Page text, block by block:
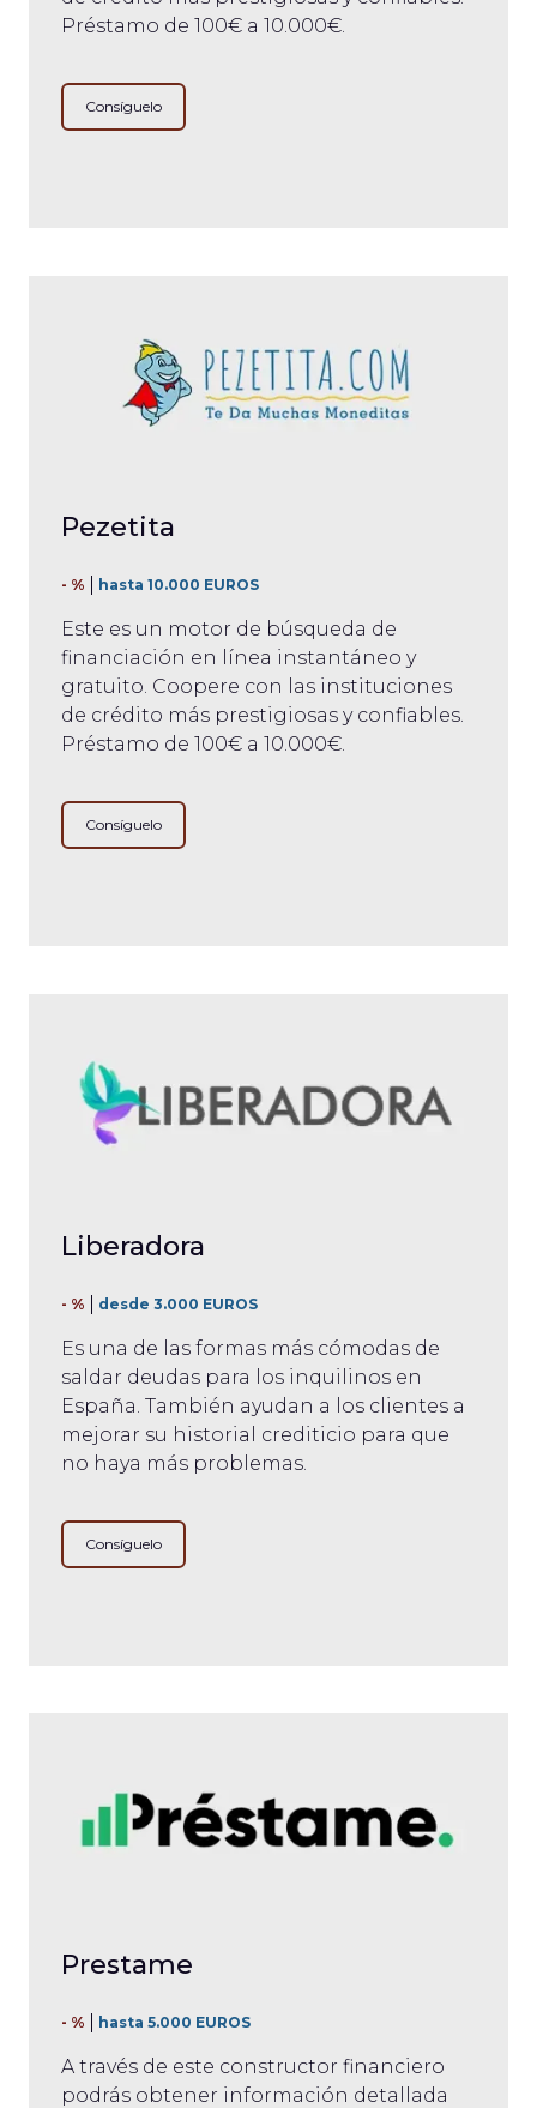
Préstamo de 100€ a 10.000€.
Consíguelo
Pezetita
- % hasta 10.000 EUROS
Este es un motor de búsqueda de
financiación en línea instantáneo y
gratuito. Coopere con las instituciones
de crédito más prestigiosas y confiables.
Préstamo de 100€ a 10.000€.
Consíguelo
Liberadora
- % desde 3.000 EUROS
Es una de las formas más cómodas de
saldar deudas para los inquilinos en
España. También ayudan a los clientes a
mejorar su historial crediticio para que
no haya más problemas.
Consíguelo
Prestame
- % hasta 5.000 EUROS
A través de este constructor financiero
podrás obtener información detallada